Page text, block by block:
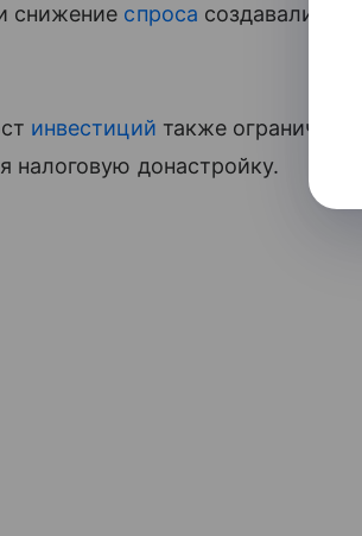
снижение спроса создавали
инвестиций также
налоговую донастройку.